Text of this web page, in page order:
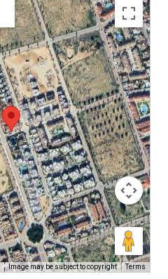
Image may be subject to copyright Terms